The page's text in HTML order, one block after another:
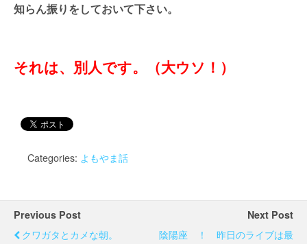
知らん振りをしておいて下さい。
それは、別人です。（大ウソ！）
Categories: よもやま話
Previous Post
クワガタとカメな朝。
Next Post
陰陽座 ！ 昨日のライブは最